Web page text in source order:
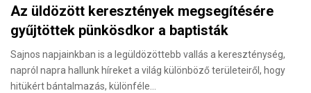
Az üldözött keresztények megsegítésére
gyűjtöttek pünkösdkor a baptisták
Sajnos napjainkban is a legüldözöttebb vallás a kereszténység,
napról napra hallunk híreket a világ különböző területeiről, hogy
hitükért bántalmazás, különféle…